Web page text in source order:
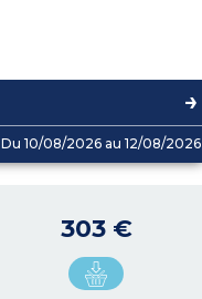
Du 10/08/2026 au 12/08/2026
303 €